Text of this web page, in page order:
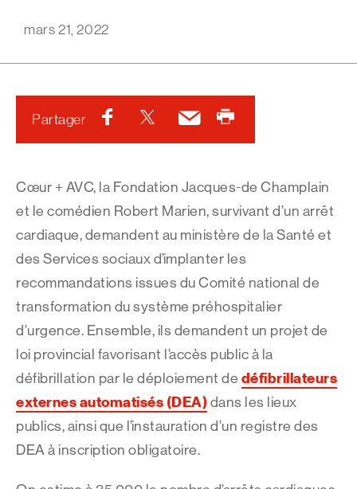
mars 21, 2022
Partager Facebook
TwitterCourriel
Cœur + AVC, la Fondation Jacques-de Champlain
et le comédien Robert Marien, survivant d’un arrêt
cardiaque, demandent au ministère de la Santé et
des Services sociaux d’implanter les
recommandations issues du Comité national de
transformation du système préhospitalier
d’urgence. Ensemble, ils demandent un projet de
loi provincial favorisant l’accès public à la
défibrillation par le déploiement de défibrillateurs
externes automatisés (DEA) dans les lieux
publics, ainsi que l’instauration d’un registre des
DEA à inscription obligatoire.